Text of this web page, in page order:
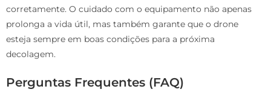
corretamente. O cuidado com o equipamento não apenas
prolonga a vida útil, mas também garante que o drone
esteja sempre em boas condições para a próxima
decolagem.
Perguntas Frequentes (FAQ)